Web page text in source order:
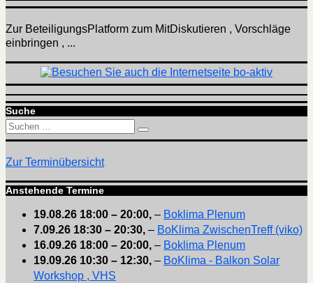
Zur BeteiligungsPlatform zum MitDiskutieren , Vorschläge
einbringen , ...
Suche
Suchen
nach:
Suchen
Zur Terminübersicht
Anstehende Termine
19.08.26 18:00 – 20:00, – Boklima Plenum
7.09.26 18:30 – 20:30, – BoKlima ZwischenTreff (viko)
16.09.26 18:00 – 20:00, – Boklima Plenum
19.09.26 10:30 – 12:30, – BoKlima - Balkon Solar
Workshop , VHS